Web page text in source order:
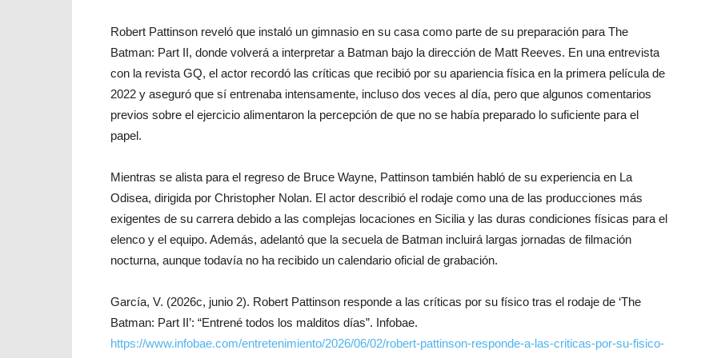
Robert Pattinson reveló que instaló un gimnasio en su casa como parte de su preparación para The
Batman: Part II, donde volverá a interpretar a Batman bajo la dirección de Matt Reeves. En una entrevista
con la revista GQ, el actor recordó las críticas que recibió por su apariencia física en la primera película de
2022 y aseguró que sí entrenaba intensamente, incluso dos veces al día, pero que algunos comentarios
previos sobre el ejercicio alimentaron la percepción de que no se había preparado lo suficiente para el
papel.
Mientras se alista para el regreso de Bruce Wayne, Pattinson también habló de su experiencia en La
Odisea, dirigida por Christopher Nolan. El actor describió el rodaje como una de las producciones más
exigentes de su carrera debido a las complejas locaciones en Sicilia y las duras condiciones físicas para el
elenco y el equipo. Además, adelantó que la secuela de Batman incluirá largas jornadas de filmación
nocturna, aunque todavía no ha recibido un calendario oficial de grabación.
García, V. (2026c, junio 2). Robert Pattinson responde a las críticas por su físico tras el rodaje de ‘The
Batman: Part II’: “Entrené todos los malditos días”. Infobae.
https://www.infobae.com/entretenimiento/2026/06/02/robert-pattinson-responde-a-las-criticas-por-su-fisico-